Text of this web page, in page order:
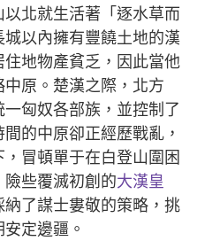
北就生活著「逐水草而
以內擁有豐饒土地的漢
地物產貧乏，因此當他
原。楚漢之際，北方
一匈奴各部族，並控制了
的中原卻正經歷戰亂，
冒頓單于在白登山圍困
些覆滅初創的大漢皇
了謀士婁敬的策略，挑
定邊疆。